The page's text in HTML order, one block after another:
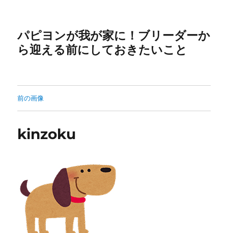
パピヨンが我が家に！ブリーダーか
ら迎える前にしておきたいこと
前の画像
kinzoku